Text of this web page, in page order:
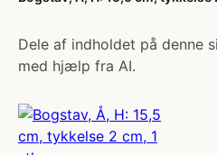
Dele af indholdet på denne
med hjælp fra AI.